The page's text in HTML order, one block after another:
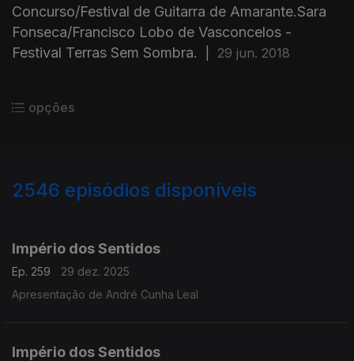
Concurso/Festival de Guitarra de Amarante.Sara
Fonseca/Francisco Lobo de Vasconcelos -
Festival Terras Sem Sombra.
29 jun. 2018
opções
2546 episódios disponíveis
Império dos Sentidos
Ep. 259
29 dez. 2025
Apresentação de André Cunha Leal
Império dos Sentidos